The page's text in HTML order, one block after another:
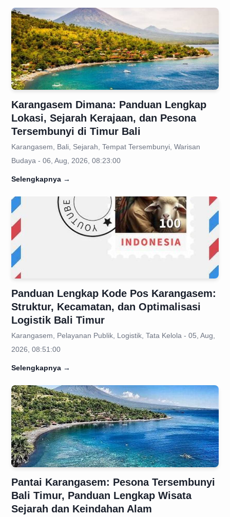
Karangasem Dimana: Panduan Lengkap
Lokasi, Sejarah Kerajaan, dan Pesona
Tersembunyi di Timur Bali
Karangasem, Bali, Sejarah, Tempat Tersembunyi, Warisan
Budaya - 06, Aug, 2026, 08:23:00
Selengkapnya →
Panduan Lengkap Kode Pos Karangasem:
Struktur, Kecamatan, dan Optimalisasi
Logistik Bali Timur
Karangasem, Pelayanan Publik, Logistik, Tata Kelola - 05, Aug,
2026, 08:51:00
Selengkapnya →
Pantai Karangasem: Pesona Tersembunyi
Bali Timur, Panduan Lengkap Wisata
Sejarah dan Keindahan Alam